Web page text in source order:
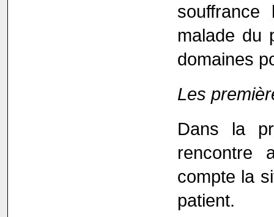
malade du
domaines
Les
Dans la
rencontre
compte la
patient.